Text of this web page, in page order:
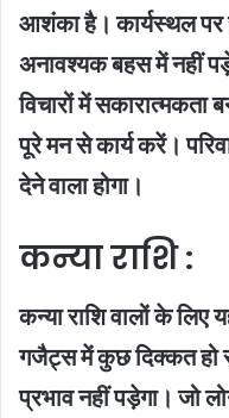
आशंका है। कार्यस्थल पर
अनावश्यक बहस में नहीं
विचारों में सकारात्मकता
पूरे मन से कार्य करें।
देने वाला होगा।
कन्या राशि :
कन्या राशि वालों के लिए
गजैट्स में कुछ दिक्कत हो
प्रभाव नहीं पड़ेगा। जो